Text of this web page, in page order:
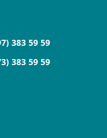
383 59 59
383 59 59